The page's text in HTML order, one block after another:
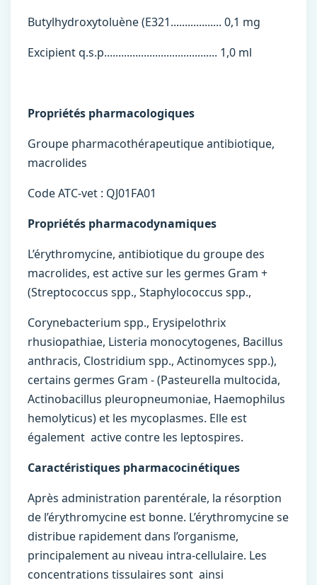
Butylhydroxytoluène (E321.................. 0,1 mg
Excipient q.s.p........................................ 1,0 ml
Propriétés pharmacologiques
Groupe pharmacothérapeutique antibiotique,
macrolides
Code ATC-vet : QJ01FA01
Propriétés pharmacodynamiques
L’érythromycine, antibiotique du groupe des
macrolides, est active sur les germes Gram +
(Streptococcus spp., Staphylococcus spp.,
Corynebacterium spp., Erysipelothrix
rhusiopathiae, Listeria monocytogenes, Bacillus
anthracis, Clostridium spp., Actinomyces spp.),
certains germes Gram - (Pasteurella multocida,
Actinobacillus pleuropneumoniae, Haemophilus
hemolyticus) et les mycoplasmes. Elle est
également active contre les leptospires.
Caractéristiques pharmacocinétiques
Après administration parentérale, la résorption
de l’érythromycine est bonne. L’érythromycine se
distribue rapidement dans l’organisme,
principalement au niveau intra-cellulaire. Les
concentrations tissulaires sont ainsi